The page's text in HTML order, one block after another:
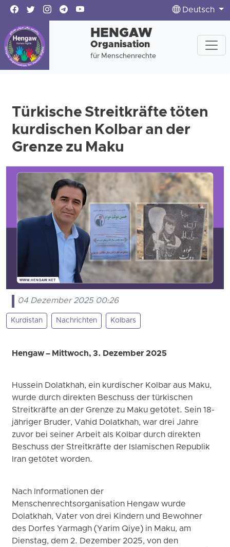
Deutsch
HENGAW
Organisation
für Menschenrechte
Türkische Streitkräfte töten
kurdischen Kolbar an der
Grenze zu Maku
04 Dezember 2025 00:26
Kurdistan Nachrichten Kolbars
Hengaw – Mittwoch, 3. Dezember 2025
Hussein Dolatkhah, ein kurdischer Kolbar aus Maku,
wurde durch direkten Beschuss der türkischen
Streitkräfte an der Grenze zu Maku getötet. Sein 18-
jähriger Bruder, Vahid Dolatkhah, war drei Jahre
zuvor bei seiner Arbeit als Kolbar durch direkten
Beschuss der Streitkräfte der Islamischen Republik
Iran getötet worden.
Nach Informationen der
Menschenrechtsorganisation Hengaw wurde
Dolatkhah, Vater von drei Kindern und Bewohner
des Dorfes Yarmagh (Yarim Qiye) in Maku, am
Dienstag, dem 2. Dezember 2025, von den